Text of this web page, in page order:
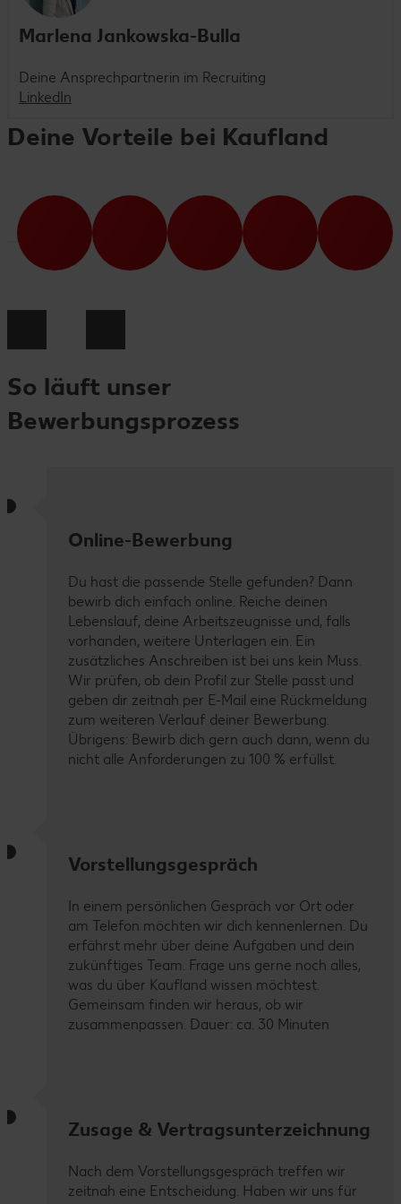
Marlena Jankowska-Bulla
Deine Ansprechpartnerin im Recruiting
LinkedIn
Deine Vorteile bei Kaufland
So läuft unser
Bewerbungsprozess
Online-Bewerbung
Du hast die passende Stelle gefunden? Dann
bewirb dich einfach online. Reiche deinen
Lebenslauf, deine Arbeitszeugnisse und, falls
vorhanden, weitere Unterlagen ein. Ein
zusätzliches Anschreiben ist bei uns kein Muss.
Wir prüfen, ob dein Profil zur Stelle passt und
geben dir zeitnah per E-Mail eine Rückmeldung
zum weiteren Verlauf deiner Bewerbung.
Übrigens: Bewirb dich gern auch dann, wenn du
nicht alle Anforderungen zu 100 % erfüllst.
Vorstellungsgespräch
In einem persönlichen Gespräch vor Ort oder
am Telefon möchten wir dich kennenlernen. Du
erfährst mehr über deine Aufgaben und dein
zukünftiges Team. Frage uns gerne noch alles,
was du über Kaufland wissen möchtest.
Gemeinsam finden wir heraus, ob wir
zusammenpassen. Dauer: ca. 30 Minuten
Zusage & Vertragsunterzeichnung
Nach dem Vorstellungsgespräch treffen wir
zeitnah eine Entscheidung. Haben wir uns für